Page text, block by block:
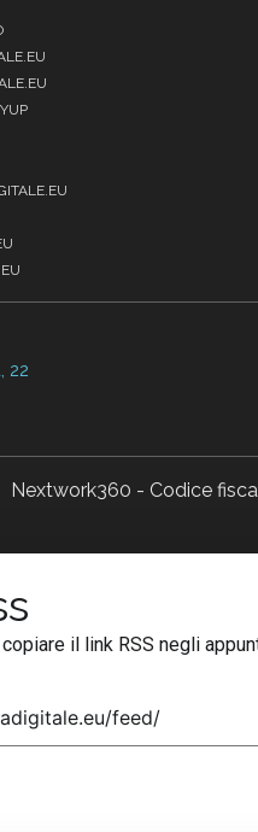
22
Nextwork360 - Codice
il link RSS negli